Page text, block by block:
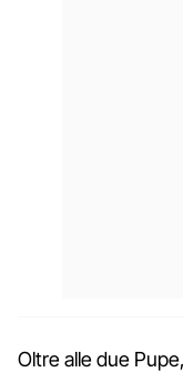
Oltre alle due